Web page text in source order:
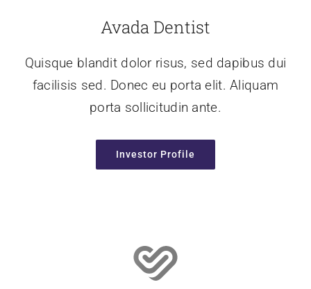
Avada Dentist
Quisque blandit dolor risus, sed dapibus dui
facilisis sed. Donec eu porta elit. Aliquam
porta sollicitudin ante.
Investor Profile